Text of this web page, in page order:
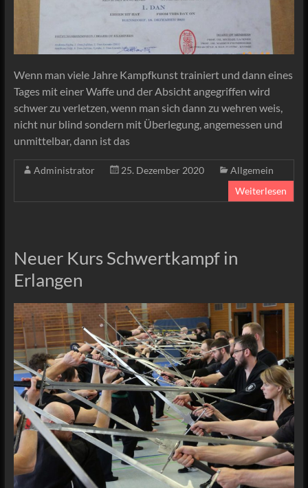
Wenn man viele Jahre Kampfkunst trainiert und dann eines
Tages mit einer Waffe und der Absicht angegriffen wird
schwer zu verletzen, wenn man sich dann zu wehren weis,
nicht nur blind sondern mit Überlegung, angemessen und
unmittelbar, dann ist das
Administrator 25. Dezember 2020
Allgemein
Weiterlesen
Neuer Kurs Schwertkampf in
Erlangen